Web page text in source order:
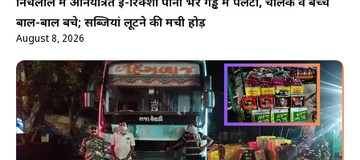
निचलौल में अनियंत्रित ई-रिक्शा पानी भरे गड्ढे में पलटा, चालक व बच्चे
बाल-बाल बचे; सब्जियां लूटने की मची होड़
August 8, 2026